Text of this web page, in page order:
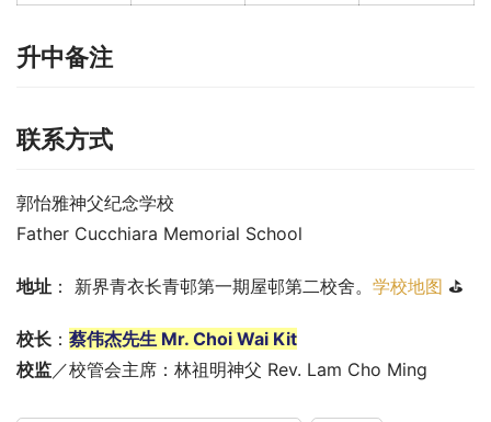
升中备注
联系方式
郭怡雅神父纪念学校
Father Cucchiara Memorial School
地址 ： 新界青衣长青邨第一期屋邨第二校舍。 学校地图 ⛳
校长 ： 蔡伟杰先生 Mr. Choi Wai Kit
校监／校管会主席：林祖明神父 Rev. Lam Cho Ming